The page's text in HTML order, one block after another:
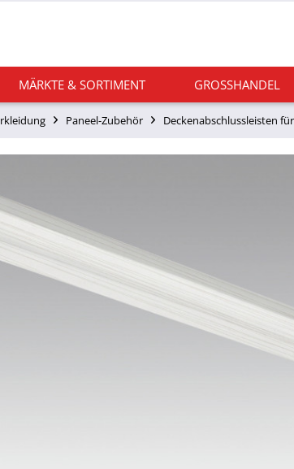
MÄRKTE & SORTIMENT GROSSHANDEL
Paneel-Zubehör Deckenabschlussleisten